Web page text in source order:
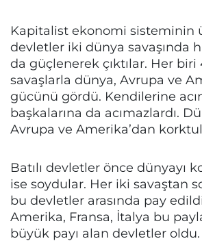
Kapitalist ekonomi sisteminin
devletler iki dünya savaşında
da güçlenerek çıktılar. Her biri
savaşlarla dünya, Avrupa ve
gücünü gördü. Kendilerine
başkalarına da acımazlardı.
Avrupa ve Amerika’dan
Batılı devletler önce dünyayı
ise soydular. Her iki savaştan
bu devletler arasında pay
Amerika, Fransa, İtalya bu
büyük payı alan devletler